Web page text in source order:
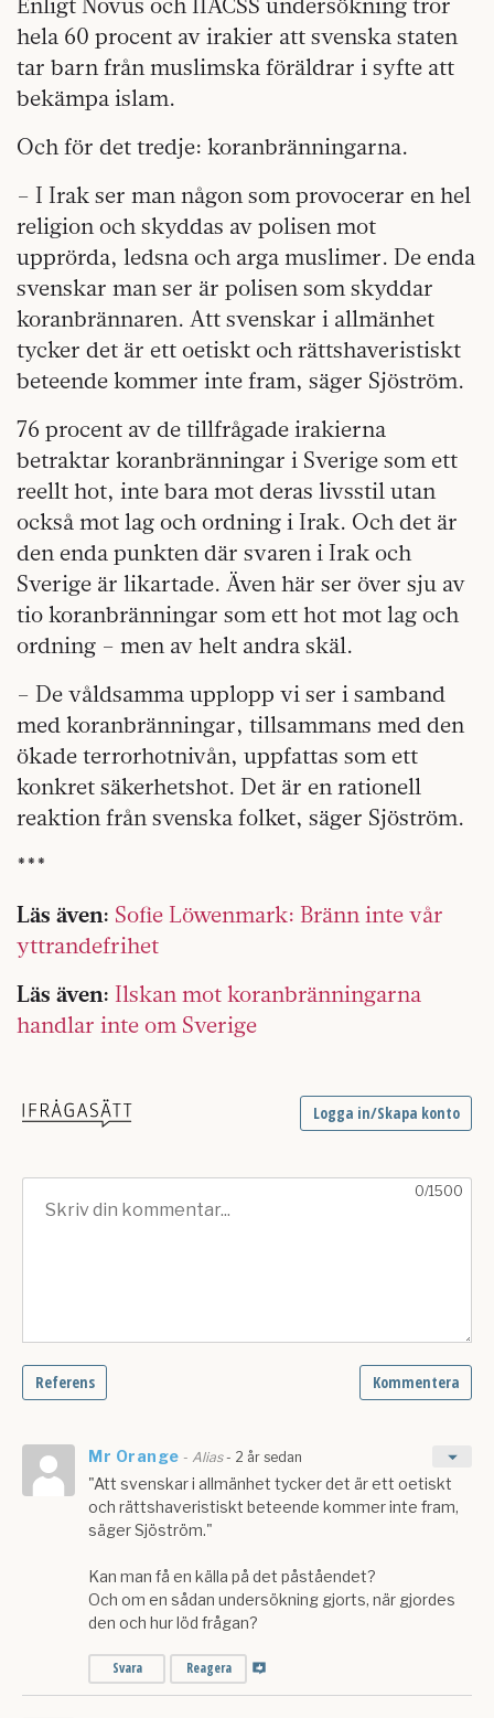
hela 60 procent av irakier att svenska staten
tar barn från muslimska föräldrar i syfte att
bekämpa islam.
Och för det tredje: koranbränningarna.
– I Irak ser man någon som provocerar en hel
religion och skyddas av polisen mot
upprörda, ledsna och arga muslimer. De enda
svenskar man ser är polisen som skyddar
koranbrännaren. Att svenskar i allmänhet
tycker det är ett oetiskt och rättshaveristiskt
beteende kommer inte fram, säger Sjöström.
76 procent av de tillfrågade irakierna
betraktar koranbränningar i Sverige som ett
reellt hot, inte bara mot deras livsstil utan
också mot lag och ordning i Irak. Och det är
den enda punkten där svaren i Irak och
Sverige är likartade. Även här ser över sju av
tio koranbränningar som ett hot mot lag och
ordning – men av helt andra skäl.
– De våldsamma upplopp vi ser i samband
med koranbränningar, tillsammans med den
ökade terrorhotnivån, uppfattas som ett
konkret säkerhetshot. Det är en rationell
reaktion från svenska folket, säger Sjöström.
***
Läs även: Sofie Löwenmark: Bränn inte vår
yttrandefrihet
Läs även: Ilskan mot koranbränningarna
handlar inte om Sverige